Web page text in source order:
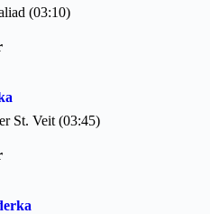
(03:10)
St. Veit (03:45)